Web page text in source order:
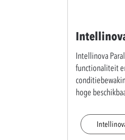
Intellinova
functionaliteit
hoge